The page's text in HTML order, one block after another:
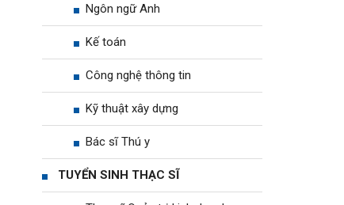
Ngôn ngữ Anh
Kế toán
Công nghệ thông tin
Kỹ thuật xây dựng
Bác sĩ Thú y
TUYỂN SINH THẠC SĨ